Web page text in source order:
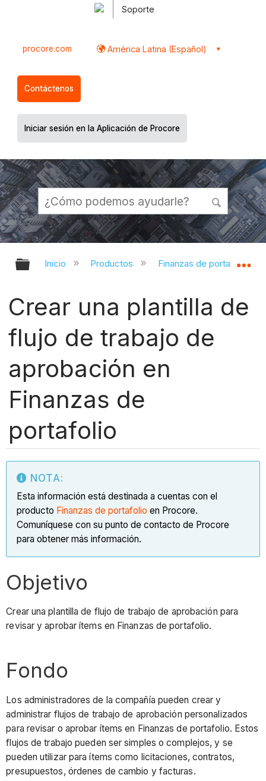
Soporte
procore.com América Latina (Español)
Contáctenos
Iniciar sesión en la Aplicación de Procore
Expandir/contraer jerarquía global
Inicio Productos Finanzas de portafolio y
Crear una plantilla de
flujo de trabajo de
aprobación en
Finanzas de
portafolio
NOTA:
Esta información está destinada a cuentas con el
producto Finanzas de portafolio en Procore.
Comuníquese con su punto de contacto de Procore
para obtener más información.
Objetivo
Crear una plantilla de flujo de trabajo de aprobación para
revisar y aprobar ítems en Finanzas de portafolio.
Fondo
Los administradores de la compañía pueden crear y
administrar flujos de trabajo de aprobación personalizados
para revisar o aprobar ítems en Finanzas de portafolio. Estos
flujos de trabajo pueden ser simples o complejos, y se
pueden utilizar para ítems como licitaciones, contratos,
presupuestos, órdenes de cambio y facturas.